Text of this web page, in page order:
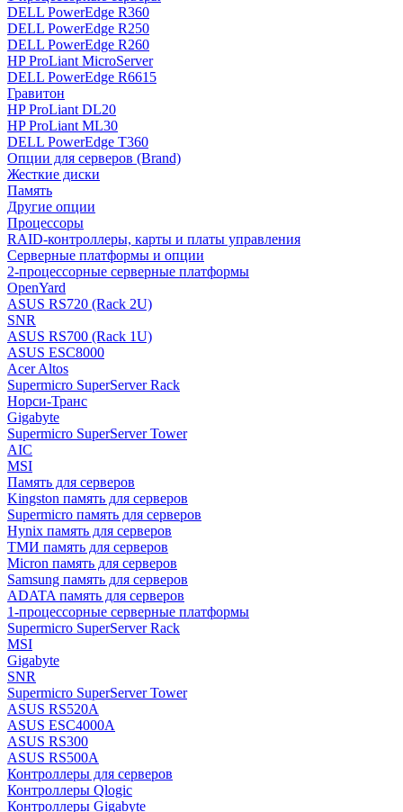
DELL PowerEdge R360
DELL PowerEdge R250
DELL PowerEdge R260
HP ProLiant MicroServer
DELL PowerEdge R6615
Гравитон
HP ProLiant DL20
HP ProLiant ML30
DELL PowerEdge T360
Опции для серверов (Brand)
Жесткие диски
Память
Другие опции
Процессоры
RAID-контроллеры, карты и платы управления
Серверные платформы и опции
2-процессорные серверные платформы
OpenYard
ASUS RS720 (Rack 2U)
SNR
ASUS RS700 (Rack 1U)
ASUS ESC8000
Acer Altos
Supermicro SuperServer Rack
Норси-Транс
Gigabyte
Supermicro SuperServer Tower
AIC
MSI
Память для серверов
Kingston память для серверов
Supermicro память для серверов
Hynix память для серверов
ТМИ память для серверов
Micron память для серверов
Samsung память для серверов
ADATA память для серверов
1-процессорные серверные платформы
Supermicro SuperServer Rack
MSI
Gigabyte
SNR
Supermicro SuperServer Tower
ASUS RS520A
ASUS ESC4000A
ASUS RS300
ASUS RS500A
Контроллеры для серверов
Контроллеры Qlogic
Контроллеры Gigabyte